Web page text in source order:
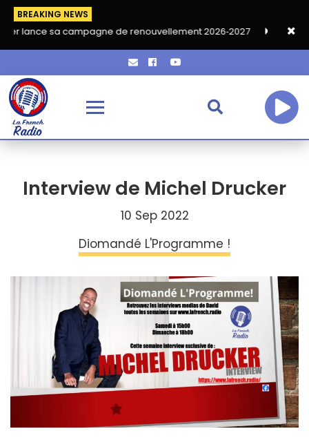
BREAKING NEWS
campagne de renouvellement 2026‑2027 Grand café de
Interview de Michel Drucker
10 Sep 2022
Diomandé L'Programme !